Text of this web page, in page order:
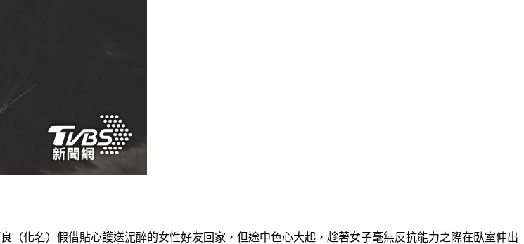
化名）假借貼心護送泥醉的女性好友回家，但途中色心大起，趁著女子毫無反抗能力之際在臥室伸出